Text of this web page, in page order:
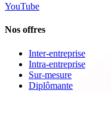
YouTube
Nos offres
Inter-entreprise
Intra-entreprise
Sur-mesure
Diplômante